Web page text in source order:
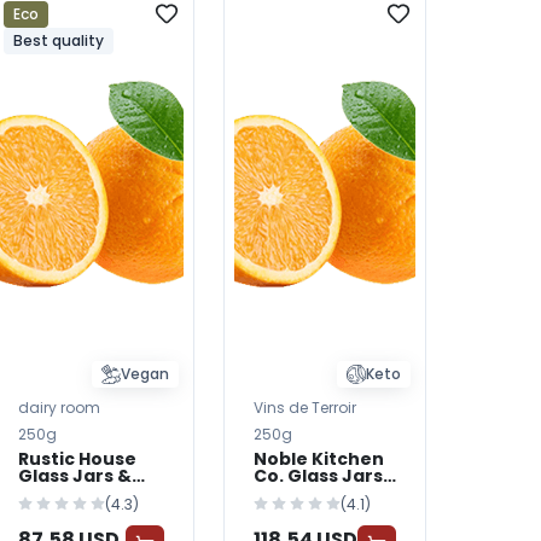
Eco
Best quality
Vegan
dairy room
250g
Rustic House
Glass Jars &
Bottles —
BabyWorld(4.3)
Keto
Vins de Terroir
250g
Noble Kitchen
Co. Glass Jars
& Bottles —
BabyWorld(4.1)